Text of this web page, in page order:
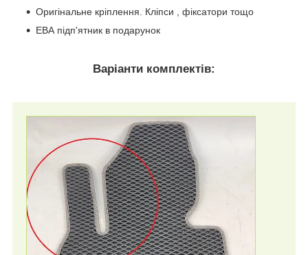
Оригінальне кріплення. Кліпси , фіксатори тощо
ЕВА підп'ятник в подарунок
Варіанти комплектів: